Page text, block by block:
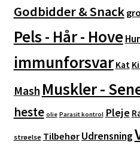
Godbidder & Snack
Pels - Hår - Hove
immunforsvar Kat
Mash Muskler -
heste olie Parasit kontrol Pleje
strøelse Tilbehør Udrensning